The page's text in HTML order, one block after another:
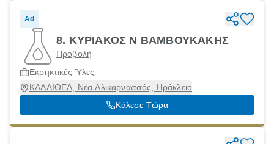
Ad
8. ΚΥΡΙΑΚΟΣ Ν ΒΑΜΒΟΥΚΑΚΗΣ
Προβολή
Εκρηκτικές Ύλες
ΚΑΛΛΙΘΕΑ, Νέα Αλικαρνασσός, Ηράκλειο
Κάλεσε Τώρα